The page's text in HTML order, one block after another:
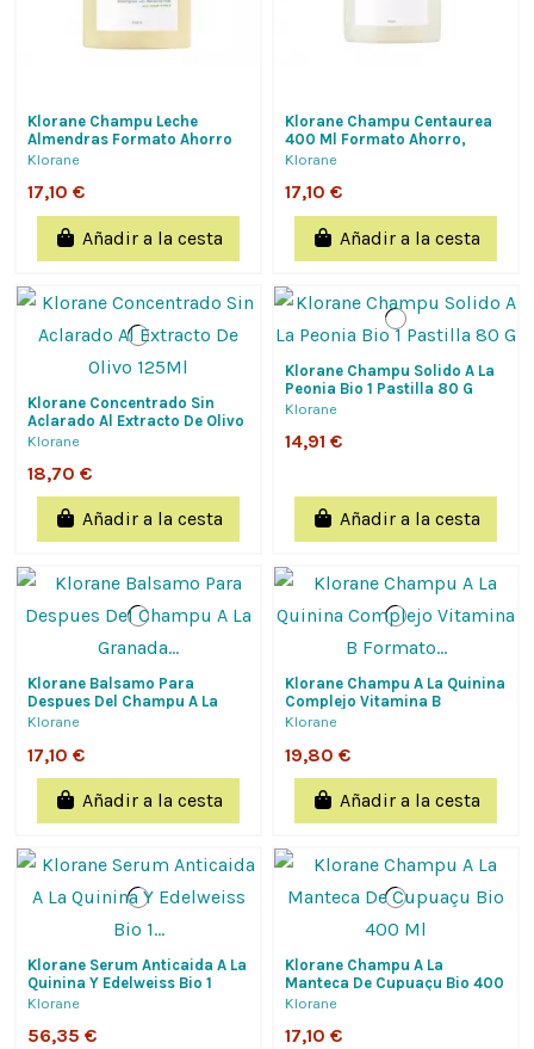
Klorane Champu Leche
Almendras Formato Ahorro
400Ml Envolvente
Klorane
17,10 €
Añadir a la cesta
Klorane Champu Centaurea
400 Ml Formato Ahorro,
Cabellos Blancos O Grises
Klorane
17,10 €
Añadir a la cesta
Klorane Concentrado Sin
Aclarado Al Extracto De Olivo
125Ml
Klorane
18,70 €
Añadir a la cesta
Klorane Champu Solido A La
Peonia Bio 1 Pastilla 80 G
Klorane
14,91 €
Añadir a la cesta
Klorane Balsamo Para
Despues Del Champu A La
Granada Klorane 200 Ml
Klorane
17,10 €
Añadir a la cesta
Klorane Champu A La Quinina
Complejo Vitamina B
Formato Ahorro...
Klorane
19,80 €
Añadir a la cesta
Klorane Serum Anticaida A La
Quinina Y Edelweiss Bio 1
Frasco Con Pulverizador 100
Klorane
56,35 €
Klorane Champu A La
Manteca De Cupuaçu Bio 400
Ml
Klorane
17,10 €